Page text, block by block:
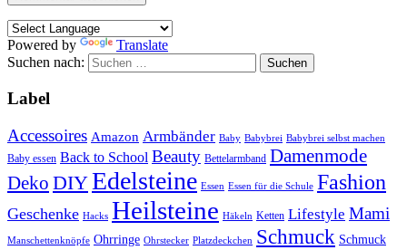
Powered by
Translate
Suchen nach:
Label
Accessoires Amazon Armbänder Baby Babybrei Babybrei selbst machen
Baby essen Back to School Beauty Bettelarmband Damenmode
Deko DIYEdelsteine Essen Essen für die Schule Fashion
Geschenke Hacks Heilsteine Häkeln Ketten Lifestyle Mami
Manschettenknöpfe Ohrringe Ohrstecker Platzdeckchen Schmuck Schmuck